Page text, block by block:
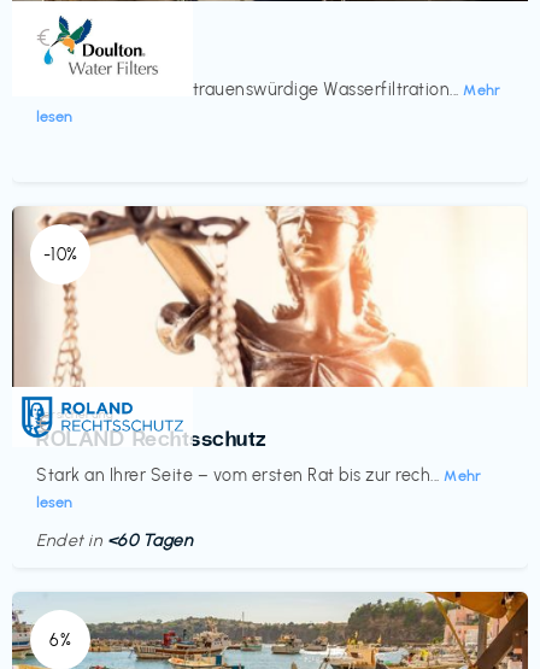
Küche & Haushalt
Doulton
Seit 200 Jahren vertrauenswürdige Wasserfiltration... Mehr
lesen
€‎
-10%
Versicherung
ROLAND Rechtsschutz
Stark an Ihrer Seite – vom ersten Rat bis zur rech... Mehr
lesen
€‎
Endet in <60 Tagen
6%